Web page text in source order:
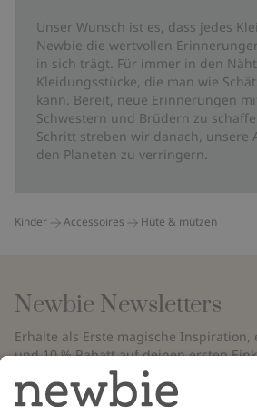
Unser Wunsch ist es, dass jedes
Newbie die wertvollen
in sich trägt. Für immer in den
Kleidungsstücke, die man wie
kann. Bereit, neue Erinnerungen
Schwestern und Brüdern zu
Schritt streben wir danach, unsere
den Planeten zu verringern.
Kinder Accessoires Hüte & mützen
Newbie Newsletters
Erhalte als Erste magische Inspiration,
und 10 % Rabatt auf deinen ersten
*Gilt nur für deine erste Bestellung und ist nicht
oder Angeboten kombinierbar. Gilt nicht für
überprüfe deinen Spam-Ordner. Lies unsere